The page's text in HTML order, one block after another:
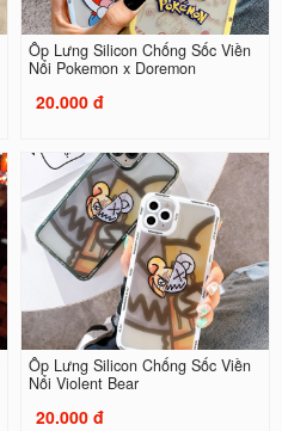
Ốp Lưng Silicon Chống Sốc Viền
Nổi Pokemon x Doremon
20.000 đ
Ốp Lưng Silicon Chống Sốc Viền
Nổi Violent Bear
20.000 đ